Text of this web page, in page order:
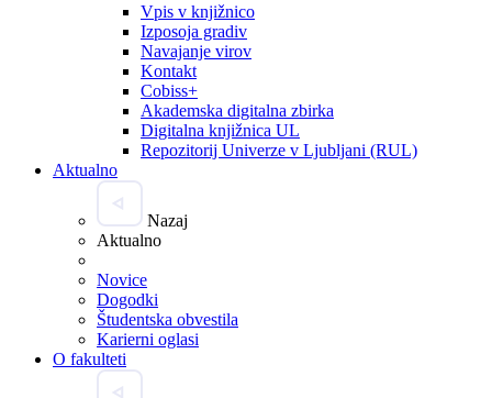
Vpis v knjižnico
Izposoja gradiv
Navajanje virov
Kontakt
Cobiss+
Akademska digitalna zbirka
Digitalna knjižnica UL
Repozitorij Univerze v Ljubljani (RUL)
Aktualno
Nazaj
Aktualno
Novice
Dogodki
Študentska obvestila
Karierni oglasi
O fakulteti